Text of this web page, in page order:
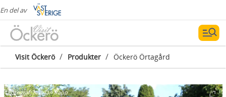
En del av
Visit Öckerö / Produkter / Öckerö Örtagård
Fotograf:Nils-Jan Rapp